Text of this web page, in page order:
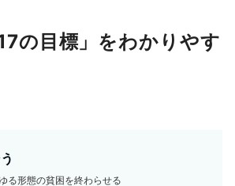
の目標」をわかりやす
る形態の貧困を終わらせる